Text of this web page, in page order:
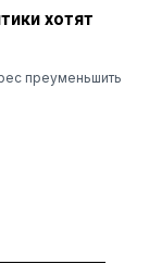
хотят
преуменьшить